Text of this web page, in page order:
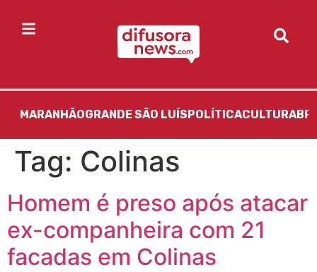
MARANHÃOGRANDE SÃO LUÍS POLÍTICACULTURA
Tag: Colinas
Homem é preso após atacar
ex-companheira com 21
facadas em Colinas